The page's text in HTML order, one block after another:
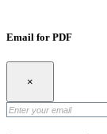
Email for PDF
×